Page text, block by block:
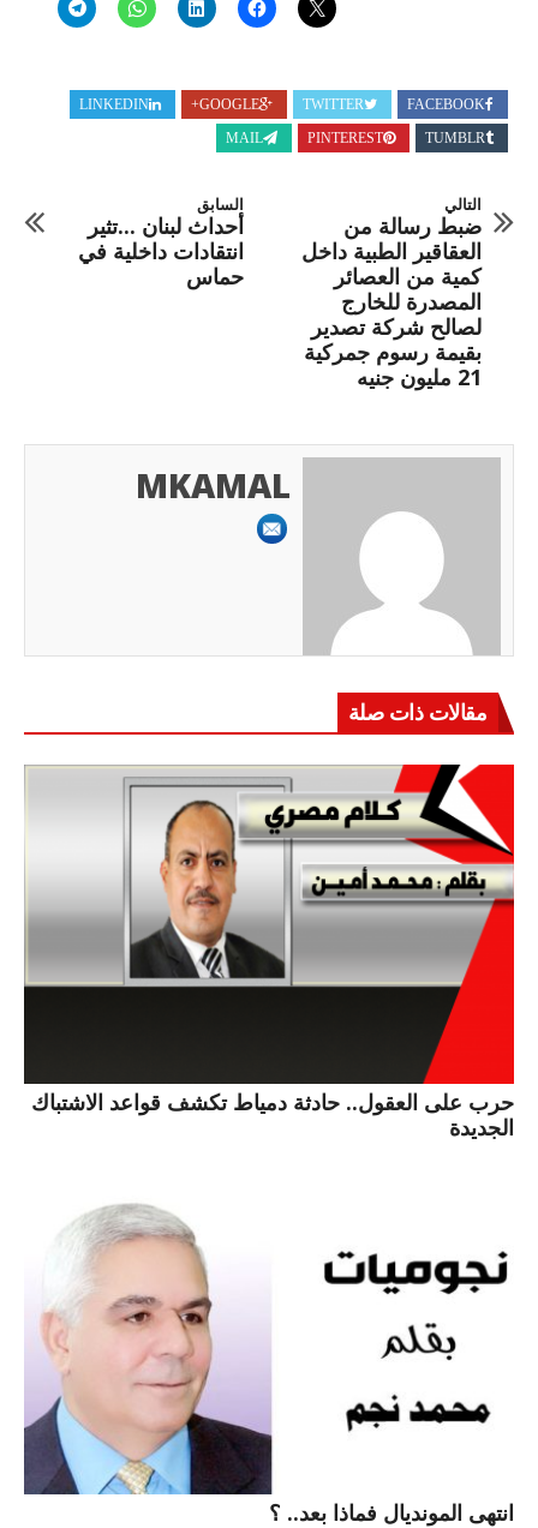
FACEBOOK
TWITTER
GOOGLE+
LINKEDIN
TUMBLR
PINTEREST
MAIL
السابق
أحداث لبنان ...تثير
انتقادات داخلية في
حماس
التالي
ضبط رسالة من
العقاقير الطبية داخل
كمية من العصائر
المصدرة للخارج
لصالح شركة تصدير
بقيمة رسوم جمركية
21 مليون جنيه
MKAMAL
مقالات ذات صلة
حرب على العقول.. حادثة دمياط تكشف قواعد الاشتباك
الجديدة
انتهى المونديال فماذا بعد.. ؟